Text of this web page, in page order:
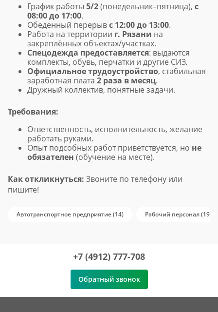
График работы 5/2(понедельник–пятница), с
08:00 до 17:00.
Обеденный перерывс 12:00 до 13:00.
Работа на территории г. Рязани на
закреплённых объектах/участках.
Спецодежда предоставляется: выдаются
комплекты, обувь, перчатки и другие СИЗ.
Официальное трудоустройство, стабильная
заработная плата 2 раза в месяц.
Дружный коллектив, понятные задачи.
Требования:
Ответственность, исполнительность, желание
работать руками.
Опыт подсобных работ приветствуется, но не
обязателен (обучение на месте).
Как откликнуться: Звоните по телефону или
пишите!
Автотранспортное предприятие (14) Рабочий персонал (19)
+7 (4912) 777-708
Обратный звонок